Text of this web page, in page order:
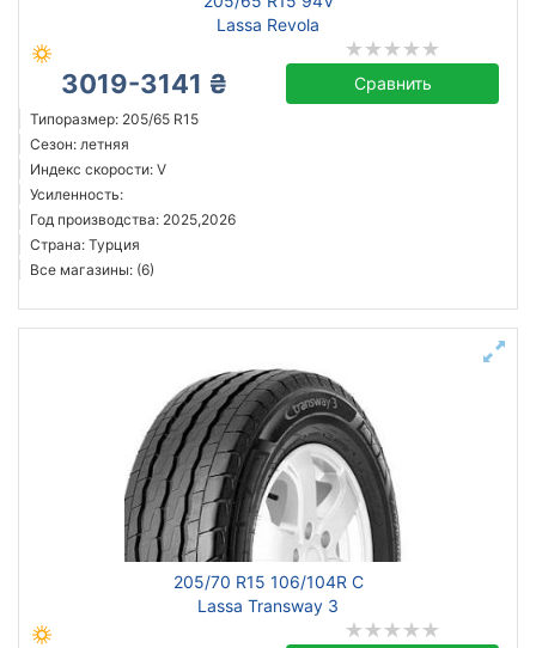
Lassa Revola
3019-3141 ₴ Сравнить
Типоразмер: 205/65 R15
Сезон: летняя
Индекс скорости: V
Усиленность:
Год производства: 2025,2026
Страна: Турция
Все магазины: (6)
205/70 R15 106/104R C
Lassa Transway 3